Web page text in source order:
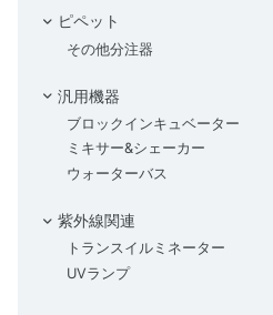
ピペット
その他分注器
汎用機器
ブロックインキュベーター
ミキサー&シェーカー
ウォーターバス
紫外線関連
トランスイルミネーター
UVランプ